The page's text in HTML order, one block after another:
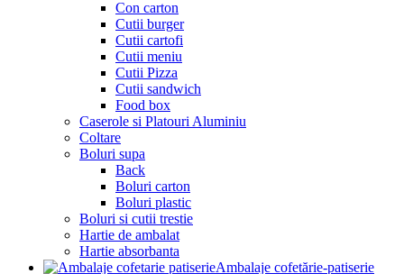
Con carton
Cutii burger
Cutii cartofi
Cutii meniu
Cutii Pizza
Cutii sandwich
Food box
Caserole si Platouri Aluminiu
Coltare
Boluri supa
Back
Boluri carton
Boluri plastic
Boluri si cutii trestie
Hartie de ambalat
Hartie absorbanta
Ambalaje cofetărie-patiserie